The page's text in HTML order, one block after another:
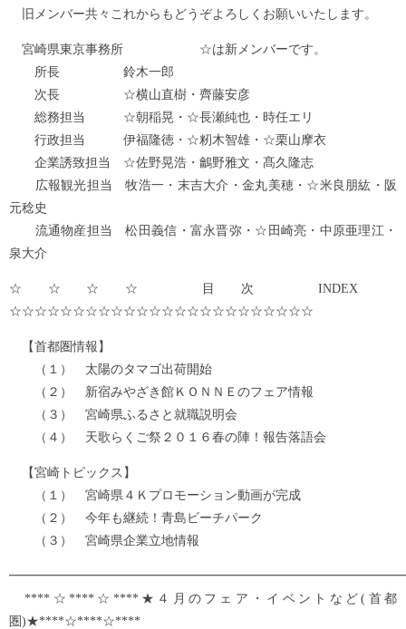
旧メンバー共々これからもどうぞよろしくお願いいたします。
宮崎県東京事務所 ☆は新メンバーです。
所長 鈴木一郎
次長 ☆横山直樹・齊藤安彦
総務担当 ☆朝稲晃・☆長瀬純也・時任エリ
行政担当 伊福隆徳・☆籾木智雄・☆栗山摩衣
企業誘致担当 ☆佐野晃浩・鸙野雅文・髙久隆志
広報観光担当 牧浩一・末吉大介・金丸美穂・☆米良朋紘・阪
元稔史
流通物産担当 松田義信・富永晋弥・☆田崎亮・中原亜理江・
泉大介
☆☆☆☆ 目次 INDEX
☆☆☆☆☆☆☆☆☆☆☆☆☆☆☆☆☆☆☆☆☆☆☆☆
【首都圏情報】
（１） 太陽のタマゴ出荷開始
（２） 新宿みやざき館ＫＯＮＮＥのフェア情報
（３） 宮崎県ふるさと就職説明会
（４） 天歌らくご祭２０１６春の陣！報告落語会
【宮崎トピックス】
（１） 宮崎県４Ｋプロモーション動画が完成
（２） 今年も継続！青島ビーチパーク
（３） 宮崎県企業立地情報
****☆****☆****★４月のフェア・イベントなど(首都
圏)★****☆****☆****